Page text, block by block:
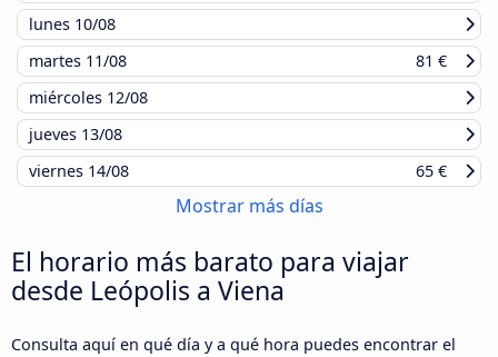
lunes 10/08
martes 11/08
81 €
miércoles 12/08
jueves 13/08
viernes 14/08 65 €
Mostrar más días
El horario más barato para viajar
desde Leópolis a Viena
Consulta aquí en qué día y a qué hora puedes encontrar el